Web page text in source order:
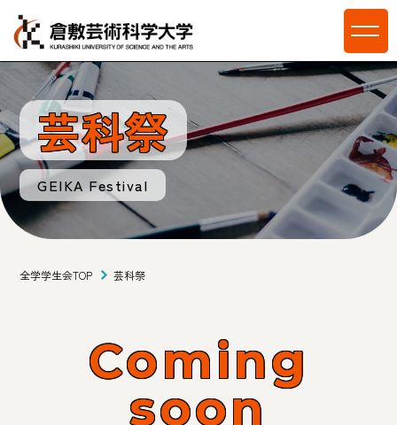
芸科祭
GEIKA Festival
全学学生会TOP 芸科祭
Coming
soon